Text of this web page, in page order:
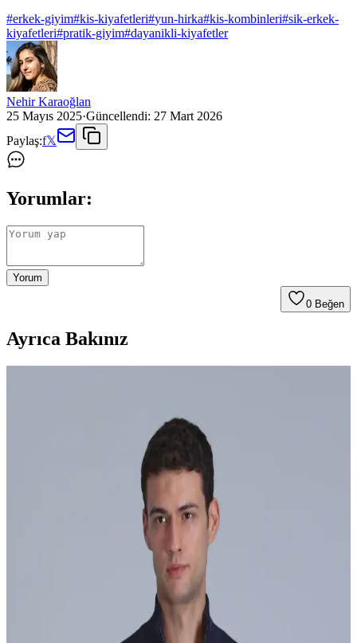
#erkek-giyim#kis-kiyafetleri#yun-hirka#kis-kombinleri#sik-erkek-
kiyafetleri#pratik-giyim#dayanikli-kiyafetler
Nehir Karaoğlan
25 Mayıs 2025·Güncellendi: 27 Mart 2026
Paylaş:f𝕏
Yorumlar:
Yorum
0 Beğen
Ayrıca Bakınız
Erkek keten pantolonlar, yaz modasında rahatlık ve şıklık sunar.
Farklı modeller, renk seçenekleri ve uygun fiyatlarla online
alışverişte bulunabilir, sezon indirimlerinden yararlanabilirsiniz.
Adidas Erkek Parkaları: Güncel ve Fonksiyonel
Tasarımlarla Kışa Hazırlık
Adidas erkek parkaları, şıklık ve fonksiyonelliği bir arada sunar. Su
ve rüzgar geçirmez özellikleriyle soğuk havalara karşı koruma
sağlar, modern tasarımlarıyla tarzınızı tamamlar.
Siyah Erkek Eşofmanların Moda ve Konfor
Dengesini Yansıtan Güncel Seçenekler